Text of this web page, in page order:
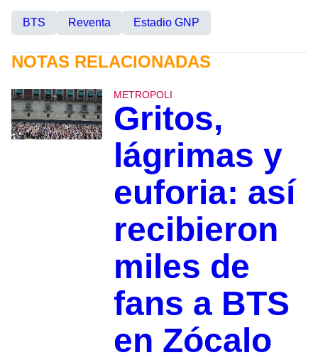
BTS Reventa Estadio GNP
NOTAS RELACIONADAS
METROPOLI
Gritos,
lágrimas y
euforia: así
recibieron
miles de
fans a BTS
en Zócalo